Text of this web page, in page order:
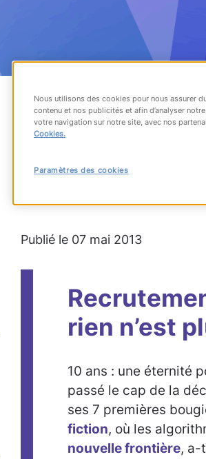
RETOUR À LA LISTE
Publié le 07 mai 2013
rien n’est
10 ans : une éternité
passé le cap de la
ses 7 premières
fiction, où les
nouvelle frontière, a-
Nous utilisons des cookies pour nous assurer
contenu et nos publicités et afin d’analyser
votre navigation sur notre site, avec nos
Cookies.
Paramètres des cookies